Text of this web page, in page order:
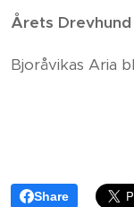
Årets Drevhund
Bjoråvikas Aria
Share